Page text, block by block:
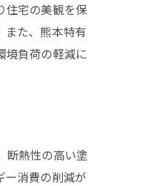
住宅の美観を保
また、熊本特有
境負荷の軽減に
断熱性の高い塗
ー消費の削減が